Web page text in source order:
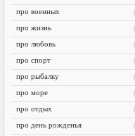
про военных
про жизнь
про любовь
про спорт
про рыбалку
про море
про отдых
про день рожденья